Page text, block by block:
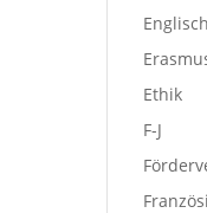
Englisch
Ethik
F-J